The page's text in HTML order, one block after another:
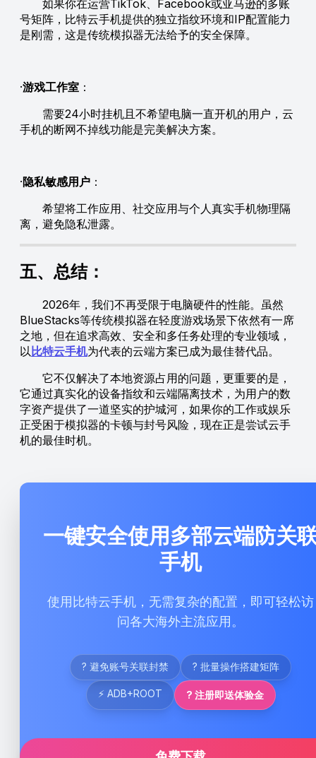
如果你在运营TikTok、Facebook或亚马逊的多账
号矩阵，比特云手机提供的独立指纹环境和IP配置能力
是刚需，这是传统模拟器无法给予的安全保障。
·游戏工作室 ：
需要24小时挂机且不希望电脑一直开机的用户，云
手机的断网不掉线功能是完美解决方案。
·隐私敏感用户 ：
希望将工作应用、社交应用与个人真实手机物理隔
离，避免隐私泄露。
五、总结：
2026年，我们不再受限于电脑硬件的性能。虽然
BlueStacks等传统模拟器在轻度游戏场景下依然有一席
之地，但在追求高效、安全和多任务处理的专业领域，
以比特云手机为代表的云端方案已成为最佳替代品。
它不仅解决了本地资源占用的问题，更重要的是，
它通过真实化的设备指纹和云端隔离技术，为用户的数
字资产提供了一道坚实的护城河，如果你的工作或娱乐
正受困于模拟器的卡顿与封号风险，现在正是尝试云手
机的最佳时机。
一键安全使用多部云端防关
手机
使用比特云手机，无需复杂的配置，即可轻松访
问各大海外主流应用。
? 避免账号关联封禁 ? 批量操作搭建矩阵
⚡ ADB+ROOT ? 注册即送体验金